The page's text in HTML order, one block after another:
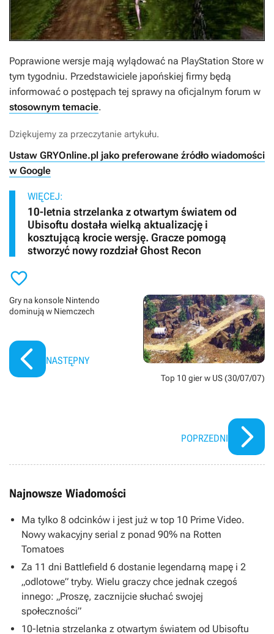
Poprawione wersje mają wylądować na PlayStation Store w
tym tygodniu. Przedstawiciele japońskiej firmy będą
informować o postępach tej sprawy na oficjalnym forum w
stosownym temacie.
Dziękujemy za przeczytanie artykułu.
Ustaw GRYOnline.pl jako preferowane źródło wiadomości
w Google
WIĘCEJ:
10-letnia strzelanka z otwartym światem od
Ubisoftu dostała wielką aktualizację i
kosztującą krocie wersję. Gracze pomogą
stworzyć nowy rozdział Ghost Recon

Gry na konsole Nintendo
dominują w Niemczech
NASTĘPNY
Top 10 gier w US (30/07/07)
POPRZEDNI
Najnowsze Wiadomości
Ma tylko 8 odcinków i jest już w top 10 Prime Video.
Nowy wakacyjny serial z ponad 90% na Rotten
Tomatoes
Za 11 dni Battlefield 6 dostanie legendarną mapę i 2
„odlotowe” tryby. Wielu graczy chce jednak czegoś
innego: „Proszę, zacznijcie słuchać swojej
społeczności”
10-letnia strzelanka z otwartym światem od Ubisoftu